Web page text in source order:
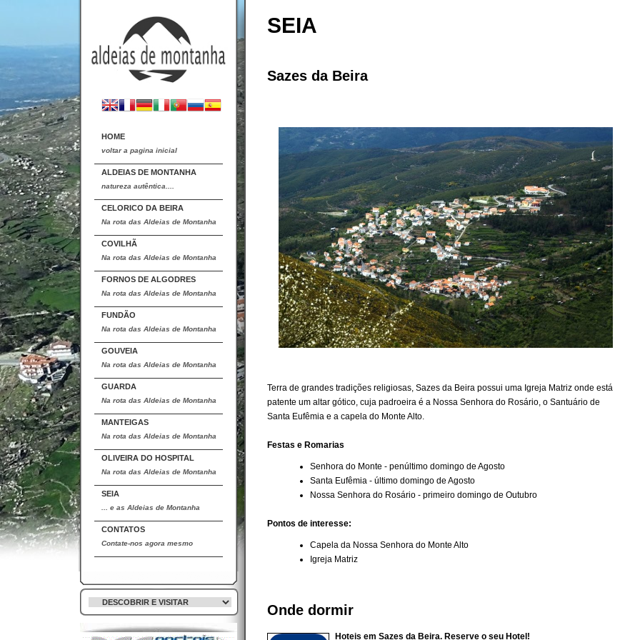
HOME
voltar a pagina inicial
ALDEIAS DE MONTANHA
natureza autêntica....
CELORICO DA BEIRA
Na rota das Aldeias de Montanha
COVILHÃ
Na rota das Aldeias de Montanha
FORNOS DE ALGODRES
Na rota das Aldeias de Montanha
FUNDÃO
Na rota das Aldeias de Montanha
GOUVEIA
Na rota das Aldeias de Montanha
GUARDA
Na rota das Aldeias de Montanha
MANTEIGAS
Na rota das Aldeias de Montanha
OLIVEIRA DO HOSPITAL
Na rota das Aldeias de Montanha
SEIA
... e as Aldeias de Montanha
CONTATOS
Contate-nos agora mesmo
SEIA
Sazes da Beira
Terra de grandes tradições religiosas, Sazes da Beira possui uma Igreja Matriz onde está
patente um altar gótico, cuja padroeira é a Nossa Senhora do Rosário, o Santuário de
Santa Eufêmia e a capela do Monte Alto.
Festas e Romarias
Senhora do Monte - penúltimo domingo de Agosto
Santa Eufêmia - último domingo de Agosto
Nossa Senhora do Rosário - primeiro domingo de Outubro
Pontos de interesse:
Capela da Nossa Senhora do Monte Alto
Igreja Matriz
Onde dormir
Hoteis em Sazes da Beira. Reserve o seu Hotel!